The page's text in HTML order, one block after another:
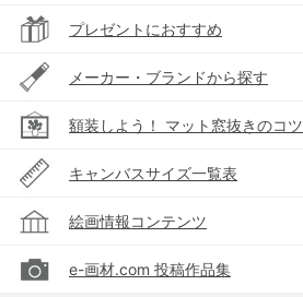
プレゼントにおすすめ
メーカー・ブランドから探す
額装しよう！ マット窓抜きのコツ
キャンバスサイズ一覧表
絵画情報コンテンツ
e-画材.com 投稿作品集